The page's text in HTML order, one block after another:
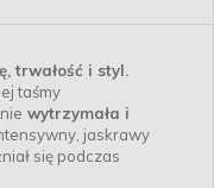
trwałość i styl.
taśmy
wytrzymała i
jaskrawy
się podczas